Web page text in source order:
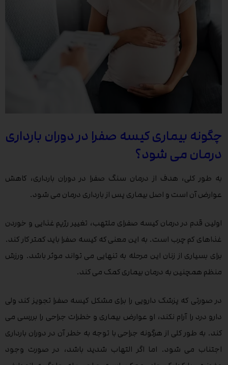
چگونه بیماری کیسه صفرا در دوران بارداری
درمان می شود؟
به طور کلی، هدف از درمان سنگ صفرا در دوران بارداری، کاهش
عوارض آن است و اصل بیماری پس از بارداری درمان می شود.
اولین قدم در درمان کیسه صفرای ملتهب، تغییر رژیم غذایی و خوردن
غذاهای کم چرب است. به این معنی که کیسه صفرا باید کمتر کار کند.
برای بسیاری از زنان این مرحله به تنهایی می تواند موثر باشد. ورزش
منظم همچنین به درمان بیماری کمک می کند.
در صورتی که پزشک دارویی را برای مشکل کیسه صفرا تجویز کند ولی
دارو درد را آرام نکند، او عوارض بیماری و خطرات جراحی را بررسی می
کند. به طور کلی از هرگونه جراحی با توجه به خطر آن در دوران بارداری
اجتناب می شود. اما اگر التهاب شدید باشد، در صورت وجود